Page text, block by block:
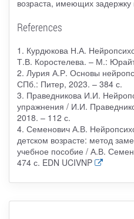
возраста, имеющих задержку
References
1. Курдюкова Н.А.
Т.В. Коростелева. – М.:
2. Лурия А.Р. Основы
СПб.: Питер, 2023. – 384 с.
3. Праведникова И.И.
упражнения / И.И.
2018. – 112 с.
4. Семенович А.В.
детском возрасте: метод
учебное пособие / А.В.
474 с. EDN UCIVNP